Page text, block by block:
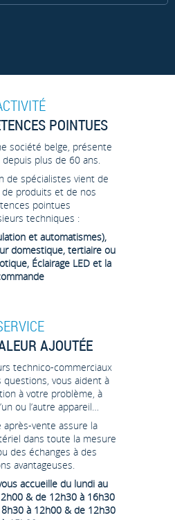
POINTUES
société belge, présente
plus de 60 ans.
de spécialistes vient de
de produits et de nos
pointues
techniques :
et automatismes),
domestique, tertiaire ou
Éclairage LED et la
AJOUTÉE
technico-commerciaux
questions, vous aident à
à votre problème, à
ou l’autre appareil…
après-vente assure la
dans toute la mesure
des échanges à des
avantageuses.
accueille du lundi au
& de 12h30 à 16h30
à 12h00 & de 12h30